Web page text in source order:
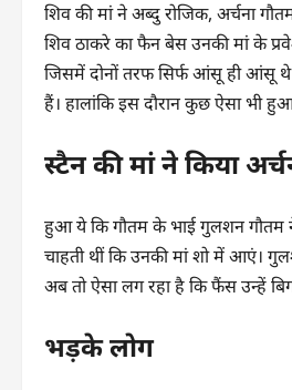
शिव की मां ने अब्दु रोजिक, अर्चना
शिव ठाकरे का फैन बेस उनकी मां के
जिसमें दोनों तरफ सिर्फ आंसू ही आंसू
हैं। हालांकि इस दौरान कुछ ऐसा भी
स्टैन की मां ने किया
हुआ ये कि गौतम के भाई गुलशन गौतम
चाहती थीं कि उनकी मां शो में आएं।
अब तो ऐसा लग रहा है कि फैंस उन्हें
भड़के लोग